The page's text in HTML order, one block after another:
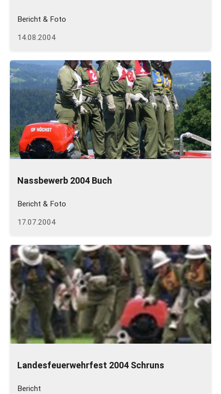
Bericht & Foto
14.08.2004
Nassbewerb 2004 Buch
Bericht & Foto
17.07.2004
Landesfeuerwehrfest 2004 Schruns
Bericht